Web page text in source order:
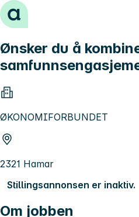
Hopp til innhold
Ønsker du å
ØKONOMIFORBUNDET
2321 Hamar
Stillingsannonsen er inaktiv.
Om jobben